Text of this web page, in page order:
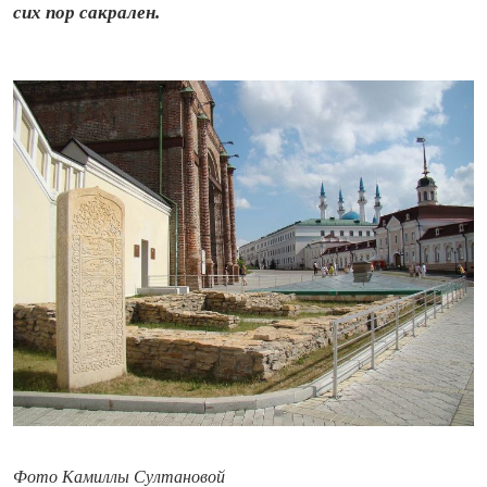
сих пор сакрален.
Фото Камиллы Султановой